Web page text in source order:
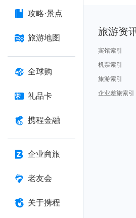
攻略·景点
旅游地图
全球购
礼品卡
携程金融
企业商旅
老友会
关于携程
旅游资
宾馆索引
机票索引
旅游索引
企业差旅索引